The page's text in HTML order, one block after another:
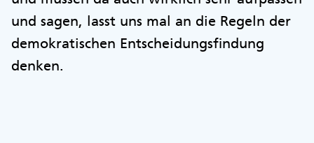
und sagen, lasst uns mal an die Regeln der
demokratischen Entscheidungsfindung
denken.